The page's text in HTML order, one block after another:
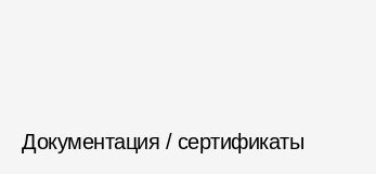
Документация / сертификаты